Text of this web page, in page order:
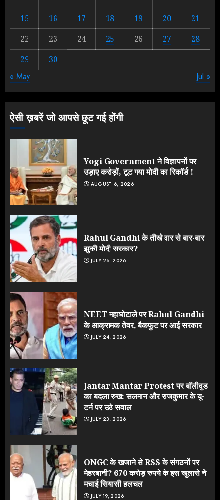
2
Rahul Gandhi के तीखे वार से बार-बार
झुकी मोदी सरकार?
3
के आक्रामक तेवर, बैकफुट पर आई सरकार
JULY 24, 2026
15
16 17 18 19 20
21
22
23 24 25 26 27
28
29
30
« May Jul »
ऐसी ख़बरें जो आपसे छूट गई होंगी
Yogi Government ने विज्ञापनों पर
उड़ाए करोड़ों, टूट गया मोदी का रिकॉर्ड !
AUGUST 6, 2026
Rahul Gandhi के तीखे वार से बार-बार
झुकी मोदी सरकार?
JULY 26, 2026
NEET महाघोटाले पर Rahul Gandhi
के आक्रामक तेवर, बैकफुट पर आई सरकार
JULY 24, 2026
Jantar Mantar Protest पर बॉलीवुड
का बदला रुख: सलमान और राजकुमार के यू-
टर्न पर उठे सवाल
JULY 23, 2026
ONGC के खजाने से RSS के संगठनों पर
मेहरबानी? 670 करोड़ रुपये के इस खुलासे ने
मचाई सियासी हलचल
JULY 19, 2026